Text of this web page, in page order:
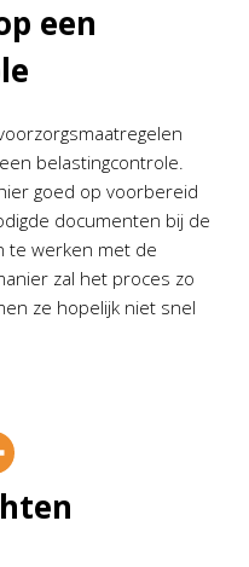
een
belastingcontrole.
goed op voorbereid
documenten bij de
te werken met de
zal het proces zo
ze hopelijk niet snel